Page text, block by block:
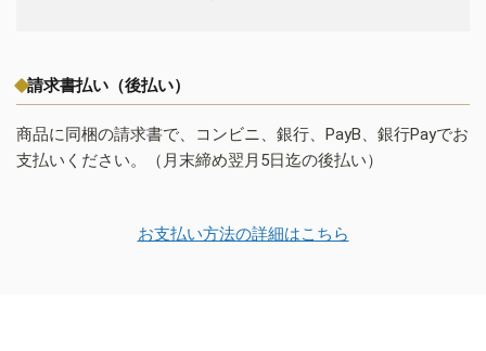
請求書払い（後払い）
商品に同梱の請求書で、コンビニ、銀行、PayB、銀行Payでお
支払いください。（月末締め翌月5日迄の後払い）
お支払い方法の詳細はこちら